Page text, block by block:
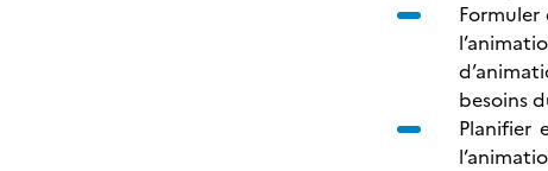
besoins
Planifier